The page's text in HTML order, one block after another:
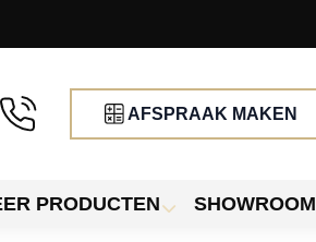
AFSPRAAK MAKEN
PRODUCTEN SHOWROOM